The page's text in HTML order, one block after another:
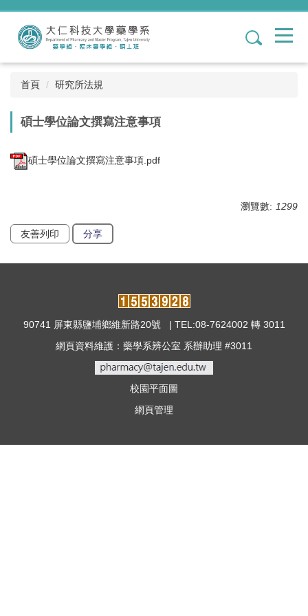
跳
內
1
首頁 研究所法規
碩士學位論文撰寫注意事項
碩士學位論文撰寫注意事項.pdf
瀏覽數: 1299
友善列印 分享
90741 屏東縣鹽埔鄉維新路20號 | TEL:08-7624002 轉 3011
網頁資料維護：藥學系辨公室 系辦助理 #3011
校園平面圖
網頁管理